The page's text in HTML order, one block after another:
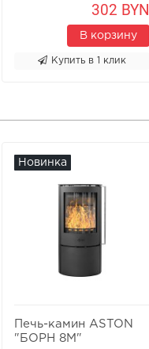
302 BYN
В корзину
Купить в 1 клик
Новинка
Печь-камин ASTON
"БОРН 8М"